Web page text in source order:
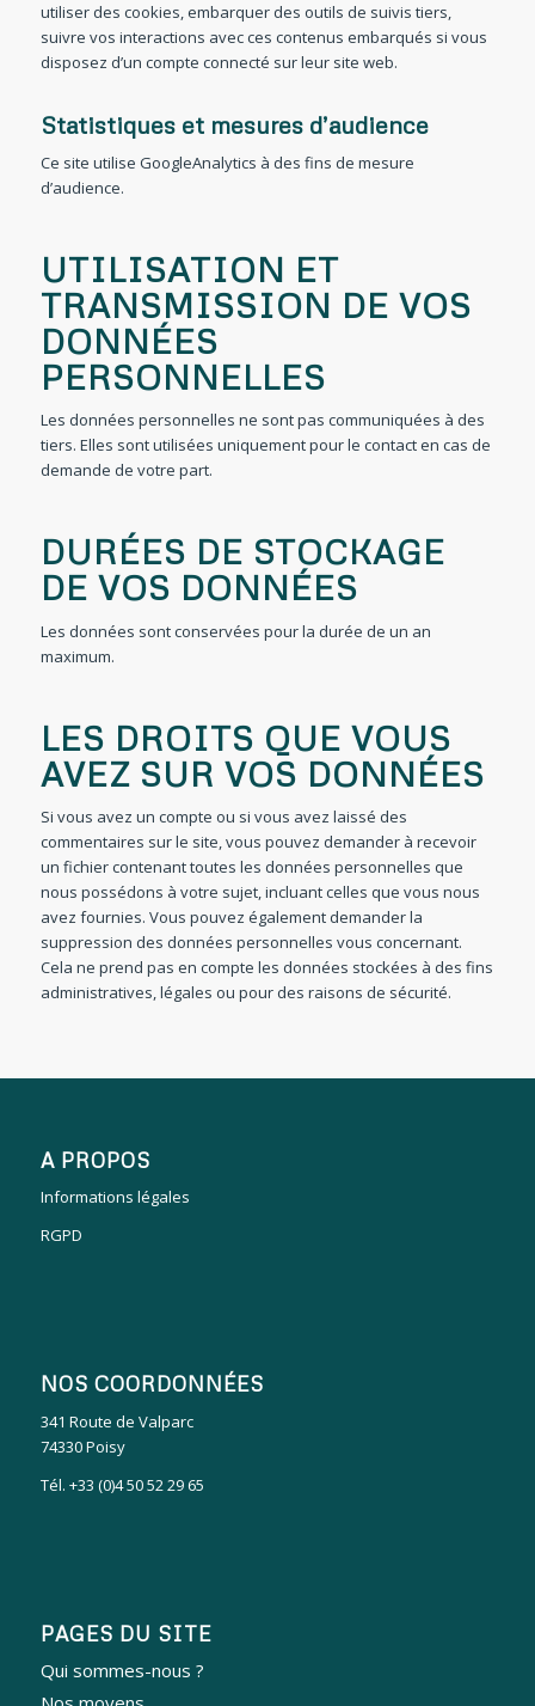
utiliser des cookies, embarquer des outils de suivis tiers,
suivre vos interactions avec ces contenus embarqués si vous
disposez d’un compte connecté sur leur site web.
Statistiques et mesures d’audience
Ce site utilise GoogleAnalytics à des fins de mesure
d’audience.
UTILISATION ET
TRANSMISSION DE VOS
DONNÉES
PERSONNELLES
Les données personnelles ne sont pas communiquées à des
tiers. Elles sont utilisées uniquement pour le contact en cas de
demande de votre part.
DURÉES DE STOCKAGE
DE VOS DONNÉES
Les données sont conservées pour la durée de un an
maximum.
LES DROITS QUE VOUS
AVEZ SUR VOS DONNÉES
Si vous avez un compte ou si vous avez laissé des
commentaires sur le site, vous pouvez demander à recevoir
un fichier contenant toutes les données personnelles que
nous possédons à votre sujet, incluant celles que vous nous
avez fournies. Vous pouvez également demander la
suppression des données personnelles vous concernant.
Cela ne prend pas en compte les données stockées à des fins
administratives, légales ou pour des raisons de sécurité.
A PROPOS
Informations légales
RGPD
NOS COORDONNÉES
341 Route de Valparc
74330 Poisy
Tél. +33 (0)4 50 52 29 65
PAGES DU SITE
Qui sommes-nous ?